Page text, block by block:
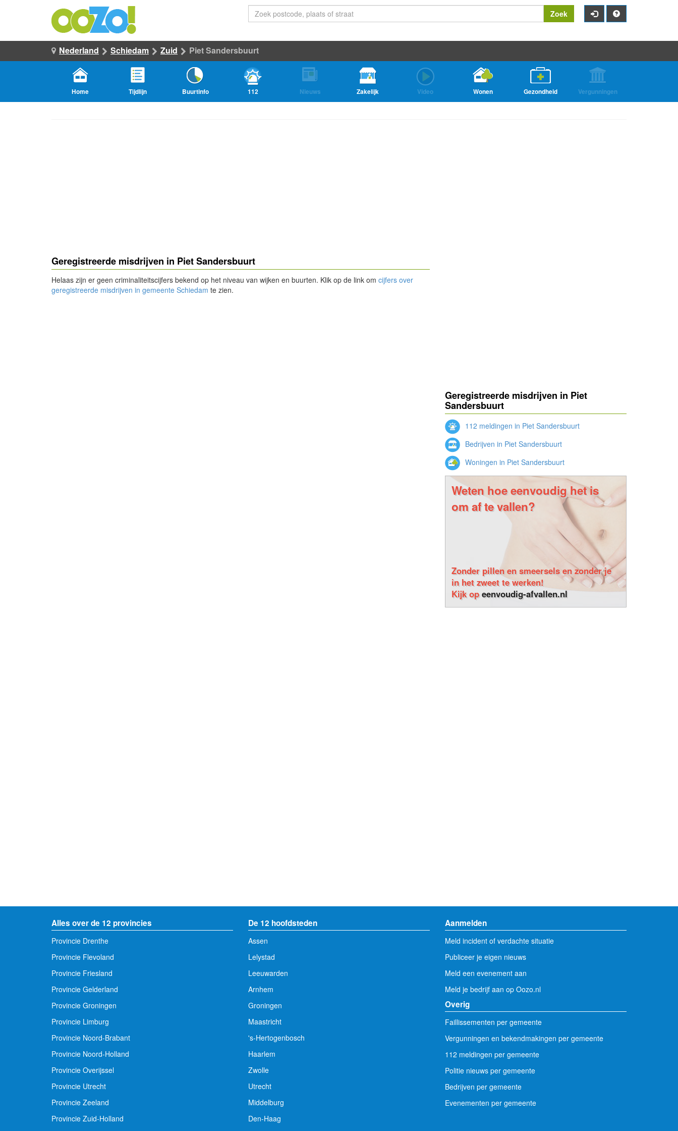
Zoek
Nederland Schiedam Zuid Piet Sandersbuurt
Home Tijdlijn Buurtinfo 112 Nieuws Zakelijk Video Wonen Gezondheid Vergunningen
Geregistreerde misdrijven in Piet Sandersbuurt
Helaas zijn er geen criminaliteitscijfers bekend op het niveau van wijken en buurten. Klik op de link om cijfers over
geregistreerde misdrijven in gemeente Schiedam te zien.
Geregistreerde misdrijven in Piet
Sandersbuurt
112 meldingen in Piet Sandersbuurt
Bedrijven in Piet Sandersbuurt
Woningen in Piet Sandersbuurt
Weten hoe eenvoudig het is
om af te vallen?
Zonder pillen en smeersels en zonder je
in het zweet te werken!
Kijk opeenvoudig-afvallen.nl
Alles over de 12 provincies
Provincie Drenthe
Provincie Flevoland
Provincie Friesland
Provincie Gelderland
Provincie Groningen
Provincie Limburg
Provincie Noord-Brabant
Provincie Noord-Holland
Provincie Overijssel
Provincie Utrecht
Provincie Zeeland
Provincie Zuid-Holland
De 12 hoofdsteden
Assen
Lelystad
Leeuwarden
Arnhem
Groningen
Maastricht
's-Hertogenbosch
Haarlem
Zwolle
Utrecht
Middelburg
Den-Haag
Aanmelden
Meld incident of verdachte situatie
Publiceer je eigen nieuws
Meld een evenement aan
Meld je bedrijf aan op Oozo.nl
Overig
Faillissementen per gemeente
Vergunningen en bekendmakingen per gemeente
112 meldingen per gemeente
Politie nieuws per gemeente
Bedrijven per gemeente
Evenementen per gemeente